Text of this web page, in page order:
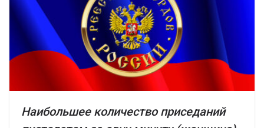
Наибольшее количество приседаний